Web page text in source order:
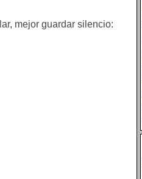
mejor guardar silencio: